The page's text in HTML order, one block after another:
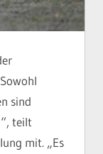
sind
teilt
mit. „Es